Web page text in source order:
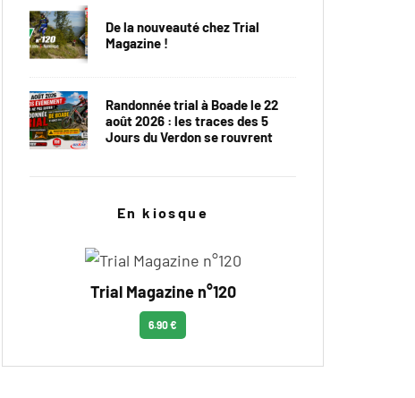
De la nouveauté chez Trial
Magazine !
Randonnée trial à Boade le 22
août 2026 : les traces des 5
Jours du Verdon se rouvrent
En kiosque
Trial Magazine n°120
6.90 €